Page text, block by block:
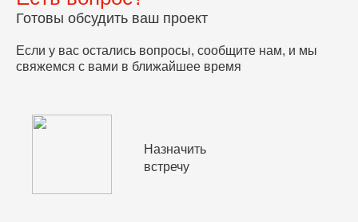
Готовы обсудить ваш проект
Если у вас остались вопросы, сообщите нам, и мы
свяжемся с вами в ближайшее время
Назначить
встречу